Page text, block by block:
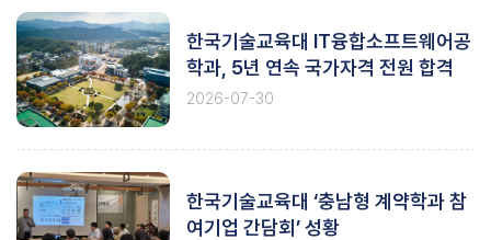
한국기술교육대 IT융합소프트웨어공
학과, 5년 연속 국가자격 전원 합격
2026-07-30
한국기술교육대 ‘충남형 계약학과 참
여기업 간담회’ 성황